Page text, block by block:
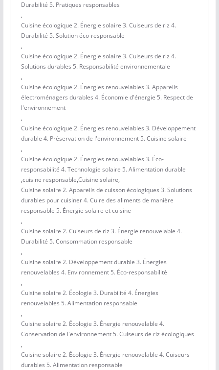
Durabilité 5. Pratiques responsables
,
Cuisine écologique 2. Énergie solaire 3. Cuiseurs de riz 4.
Durabilité 5. Solution éco-responsable
,
Cuisine écologique 2. Énergie solaire 3. Cuiseurs de riz 4.
Solutions durables 5. Responsabilité environnementale
,
Cuisine écologique 2. Énergies renouvelables 3. Appareils
électroménagers durables 4. Économie d'énergie 5. Respect de
l'environnement
,
Cuisine écologique 2. Énergies renouvelables 3. Développement
durable 4. Préservation de l'environnement 5. Cuisine solaire
,
Cuisine écologique 2. Énergies renouvelables 3. Éco-
responsabilité 4. Technologie solaire 5. Alimentation durable
,cuisine responsable,Cuisine solaire,
Cuisine solaire 2. Appareils de cuisson écologiques 3. Solutions
durables pour cuisiner 4. Cuire des aliments de manière
responsable 5. Énergie solaire et cuisine
,
Cuisine solaire 2. Cuiseurs de riz 3. Énergie renouvelable 4.
Durabilité 5. Consommation responsable
,
Cuisine solaire 2. Développement durable 3. Énergies
renouvelables 4. Environnement 5. Éco-responsabilité
,
Cuisine solaire 2. Écologie 3. Durabilité 4. Énergies
renouvelables 5. Alimentation responsable
,
Cuisine solaire 2. Écologie 3. Énergie renouvelable 4.
Conservation de l'environnement 5. Cuiseurs de riz écologiques
,
Cuisine solaire 2. Écologie 3. Énergie renouvelable 4. Cuiseurs
durables 5. Alimentation responsable